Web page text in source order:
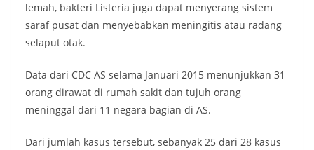
lemah, bakteri Listeria juga dapat menyerang sistem
saraf pusat dan menyebabkan meningitis atau radang
selaput otak.
Data dari CDC AS selama Januari 2015 menunjukkan 31
orang dirawat di rumah sakit dan tujuh orang
meninggal dari 11 negara bagian di AS.
Dari jumlah kasus tersebut, sebanyak 25 dari 28 kasus